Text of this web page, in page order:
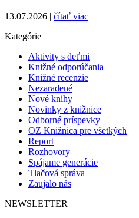
13.07.2026 | čítať viac
Kategórie
Aktivity s deťmi
Knižné odporúčania
Knižné recenzie
Nezaradené
Nové knihy
Novinky z knižnice
Odborné príspevky
OZ Knižnica pre všetkých
Report
Rozhovory
Spájame generácie
Tlačová správa
Zaujalo nás
NEWSLETTER